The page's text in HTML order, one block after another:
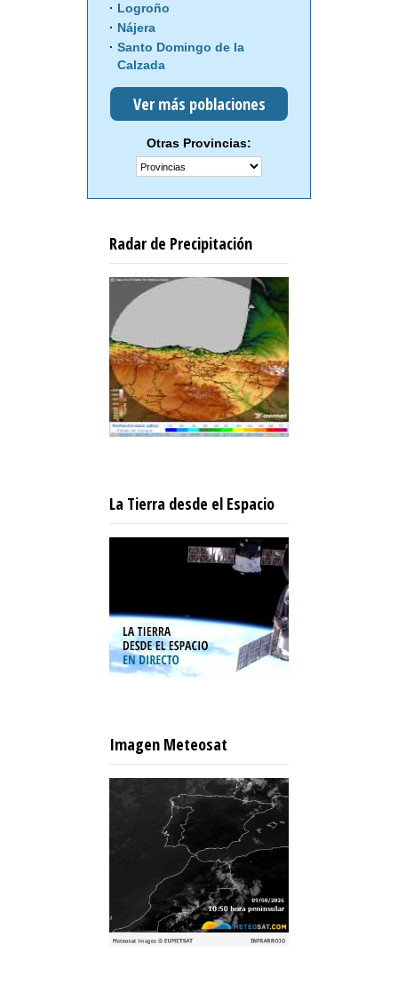
Logroño
Nájera
Santo Domingo de la
Calzada
Ver más poblaciones
Otras Provincias:
Radar de Precipitación
La Tierra desde el Espacio
Imagen Meteosat